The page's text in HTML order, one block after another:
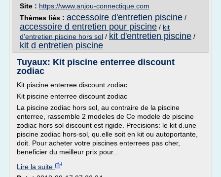
Site : https://www.anjou-connectique.com
Thèmes liés : accessoire d'entretien piscine /
accessoire d entretien pour piscine / kit
d'entretien piscine hors sol / kit d'entretien piscine /
kit d entretien piscine
Tuyaux: Kit piscine enterree discount
zodiac
Kit piscine enterree discount zodiac
Kit piscine enterree discount zodiac
La piscine zodiac hors sol, au contraire de la piscine
enterree, rassemble 2 modeles de Ce modele de piscine
zodiac hors sol discount est rigide. Precisions: le kit d.une
piscine zodiac hors-sol, qu.elle soit en kit ou autoportante,
doit. Pour acheter votre piscines enterrees pas cher,
beneficier du meilleur prix pour...
Lire la suite